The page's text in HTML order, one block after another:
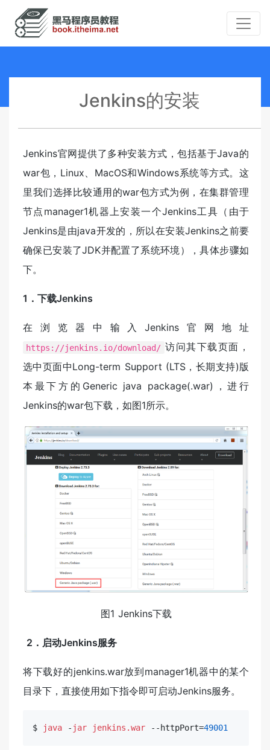
Jenkins的安装
Jenkins官网提供了多种安装方式，包括基于Java的
war包，Linux、MacOS和Windows系统等方式。这
里我们选择比较通用的war包方式为例，在集群管理
节点manager1机器上安装一个Jenkins工具（由于
Jenkins是由java开发的，所以在安装Jenkins之前要
确保已安装了JDK并配置了系统环境），具体步骤如
下。
1．下载Jenkins
在浏览器中输入Jenkins官网地址
https://jenkins.io/download/ 访问其下载页面，
选中页面中Long-term Support (LTS，长期支持)版
本最下方的Generic java package(.war)，进行
Jenkins的war包下载，如图1所示。
图1 Jenkins下载
2．启动Jenkins服务
将下载好的jenkins.war放到manager1机器中的某个
目录下，直接使用如下指令即可启动Jenkins服务。
$ java - jar jenkins.war --httpPort=49001